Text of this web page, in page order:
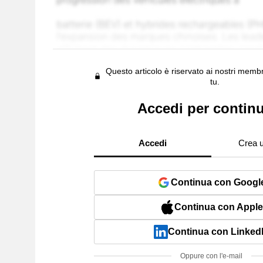
Questo articolo è riservato ai nostri
tu.
Accedi per
Accedi Crea
Continua con
Continua con Apple
Continua con
Oppure con l'e-mail